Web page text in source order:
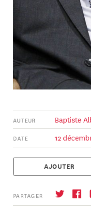
AUTEUR Baptiste
DATE 12
AJOUTER
PARTAGER